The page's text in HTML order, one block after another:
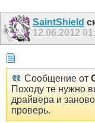
SaintShield
12.06.2012
Сообщение от
Походу те нужно
драйвера и
проверь.